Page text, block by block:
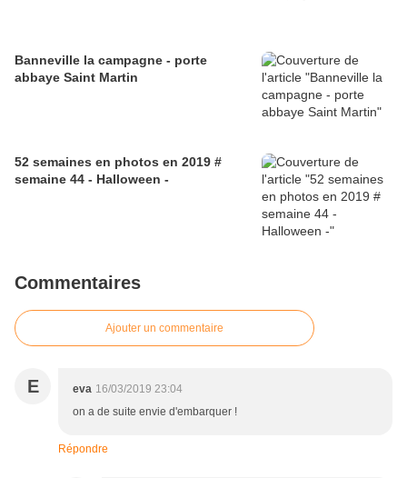
Banneville la campagne - porte
abbaye Saint Martin
52 semaines en photos en 2019 #
semaine 44 - Halloween -
Commentaires
Ajouter un commentaire
E eva 16/03/2019 23:04
on a de suite envie d'embarquer !
Répondre